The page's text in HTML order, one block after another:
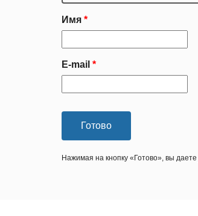
Имя
E-mail
Нажимая на кнопку «Готово», вы даете